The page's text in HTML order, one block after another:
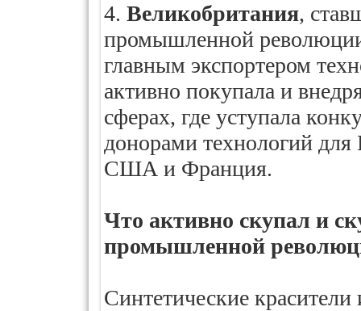
4. Великобритания,
промышленной
главным экспортером
активно покупала и
сферах, где уступала
донорами технологий
США и Франция.
Что активно скупал и
промышленной
Синтетические